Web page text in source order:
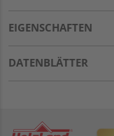
EIGENSCHAFTEN
DATENBLÄTTER